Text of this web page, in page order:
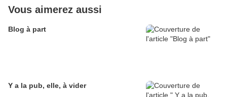
Vous aimerez aussi
Blog à part
Y a la pub, elle, à vider